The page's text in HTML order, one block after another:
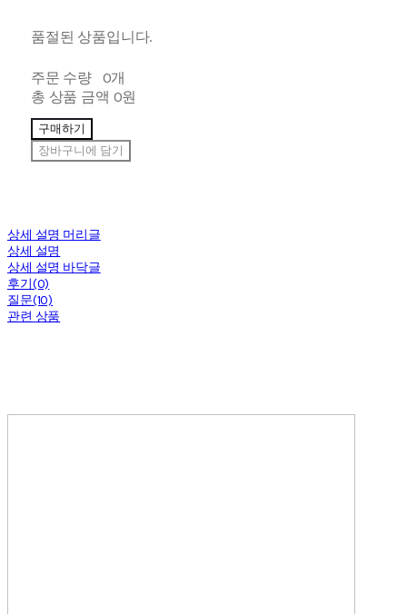
품절된 상품입니다.
주문 수량
0개
총 상품 금액 0원
구매하기
장바구니에 담기
상세 설명 머리글
상세 설명
상세 설명 바닥글
후기(0)
질문(10)
관련 상품